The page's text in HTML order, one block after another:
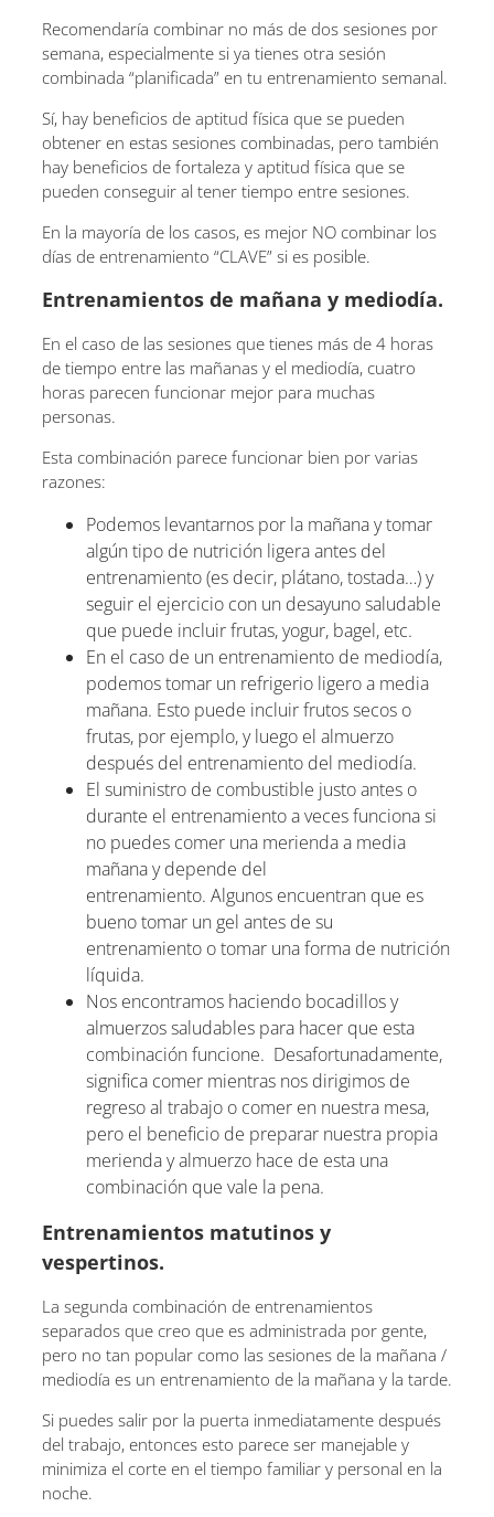
Recomendaría combinar no más de dos sesiones por
semana, especialmente si ya tienes otra sesión
combinada “planificada” en tu entrenamiento semanal.
Sí, hay beneficios de aptitud física que se pueden
obtener en estas sesiones combinadas, pero también
hay beneficios de fortaleza y aptitud física que se
pueden conseguir al tener tiempo entre sesiones.
En la mayoría de los casos, es mejor NO combinar los
días de entrenamiento “CLAVE” si es posible.
Entrenamientos de mañana y mediodía.
En el caso de las sesiones que tienes más de 4 horas
de tiempo entre las mañanas y el mediodía, cuatro
horas parecen funcionar mejor para muchas
personas.
Esta combinación parece funcionar bien por varias
razones:
Podemos levantarnos por la mañana y tomar
algún tipo de nutrición ligera antes del
entrenamiento (es decir, plátano, tostada…) y
seguir el ejercicio con un desayuno saludable
que puede incluir frutas, yogur, bagel, etc.
En el caso de un entrenamiento de mediodía,
podemos tomar un refrigerio ligero a media
mañana. Esto puede incluir frutos secos o
frutas, por ejemplo, y luego el almuerzo
después del entrenamiento del mediodía.
El suministro de combustible justo antes o
durante el entrenamiento a veces funciona si
no puedes comer una merienda a media
mañana y depende del
entrenamiento. Algunos encuentran que es
bueno tomar un gel antes de su
entrenamiento o tomar una forma de nutrición
líquida.
Nos encontramos haciendo bocadillos y
almuerzos saludables para hacer que esta
combinación funcione. Desafortunadamente,
significa comer mientras nos dirigimos de
regreso al trabajo o comer en nuestra mesa,
pero el beneficio de preparar nuestra propia
merienda y almuerzo hace de esta una
combinación que vale la pena.
Entrenamientos matutinos y
vespertinos.
La segunda combinación de entrenamientos
separados que creo que es administrada por gente,
pero no tan popular como las sesiones de la mañana /
mediodía es un entrenamiento de la mañana y la tarde.
Si puedes salir por la puerta inmediatamente después
del trabajo, entonces esto parece ser manejable y
minimiza el corte en el tiempo familiar y personal en la
noche.